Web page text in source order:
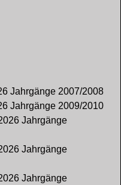
Jahrgänge 2007/2008
Jahrgänge 2009/2010
Jahrgänge
Jahrgänge
Jahrgänge